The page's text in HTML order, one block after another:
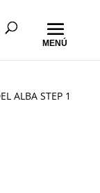
ALBA STEP 1